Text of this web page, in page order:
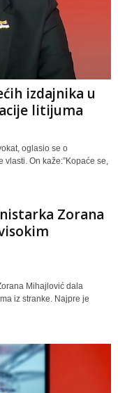
izdajnika u
litijuma
oglasio se o
On kaže:”Kopaće se,
Zorana
Mihajlović dala
iz stranke. Najpre je